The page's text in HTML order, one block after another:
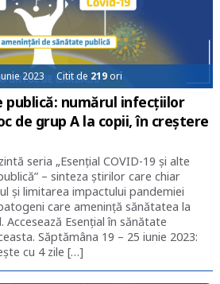
2023 Citit de 219 ori
publică: numărul infecțiilor
de grup A la copii, în creștere
seria „Esențial COVID-19 și alte
– sinteza știrilor care chiar
și limitarea impactului pandemiei
care amenință sănătatea la
Accesează Esențial în sănătate
Săptămâna 19 – 25 iunie 2023:
cu 4 zile […]